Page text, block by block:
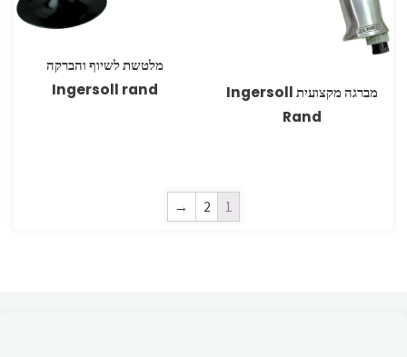
מברגה מקצועית Ingersoll
Rand
מלטשת לשיוף והברקה
Ingersoll rand
1
2
→